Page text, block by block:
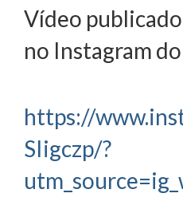
Vídeo
no Instagram
https://
SIigczp/?